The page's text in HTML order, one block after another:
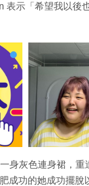
表示「希望我以後
身灰色連身裙，
成功的她成功擺